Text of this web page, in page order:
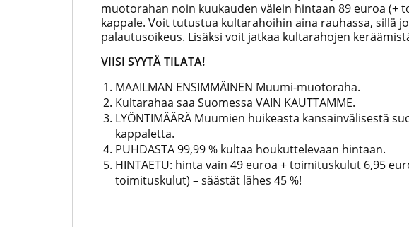
muotorahan noin kuukauden välein hintaan 89 euroa (+
kappale. Voit tutustua kultarahoihin aina rauhassa, sillä
palautusoikeus. Lisäksi voit jatkaa kultarahojen
VIISI SYYTÄ TILATA!
MAAILMAN ENSIMMÄINEN Muumi-muotoraha.
Kultarahaa saa Suomessa VAIN KAUTTAMME.
LYÖNTIMÄÄRÄ Muumien huikeasta kansainvälisestä
kappaletta.
PUHDASTA 99,99 % kultaa houkuttelevaan hintaan.
HINTAETU: hinta vain 49 euroa + toimituskulut 6,95
toimituskulut) – säästät lähes 45 %!